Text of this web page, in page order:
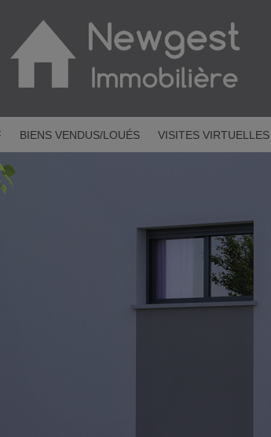
BIENS VENDUS/LOUÉS VISITES VIRTUELLES